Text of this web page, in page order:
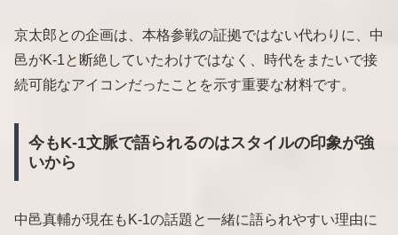
京太郎との企画は、本格参戦の証拠ではない代わりに、中
邑がK-1と断絶していたわけではなく、時代をまたいで接
続可能なアイコンだったことを示す重要な材料です。
今もK-1文脈で語られるのはスタイルの印象が強
いから
中邑真輔が現在もK-1の話題と一緒に語られやすい理由に